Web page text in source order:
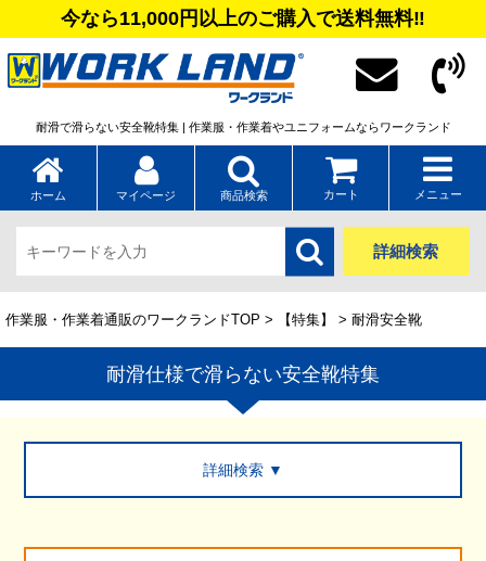
今なら11,000円以上のご購入で送料無料‼
耐滑で滑らない安全靴特集 | 作業服・作業着やユニフォームならワークランド
ホーム マイページ 商品検索 カート メニュー
詳細検索
作業服・作業着通販のワークランドTOP > 【特集】 > 耐滑安全靴
耐滑仕様で滑らない安全靴特集
詳細検索 ▼